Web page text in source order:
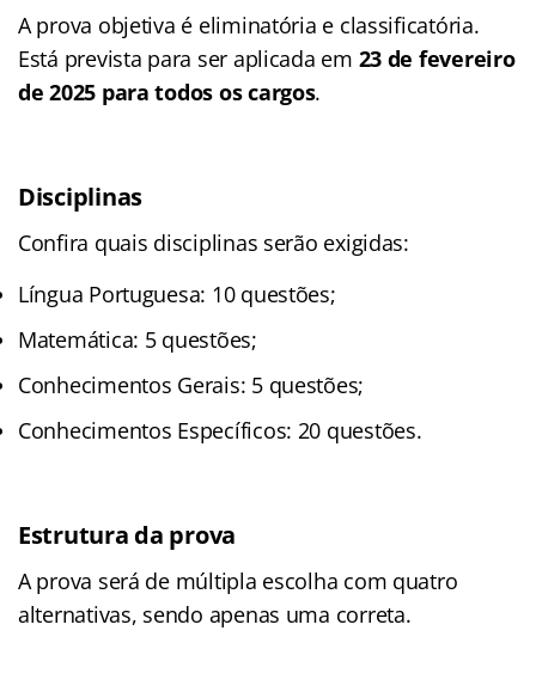
A prova objetiva é eliminatória e classificatória.
Está prevista para ser aplicada em 23 de fevereiro
de 2025 para todos os cargos.
Disciplinas
Confira quais disciplinas serão exigidas:
Língua Portuguesa: 10 questões;
Matemática: 5 questões;
Conhecimentos Gerais: 5 questões;
Conhecimentos Específicos: 20 questões.
Estrutura da prova
A prova será de múltipla escolha com quatro
alternativas, sendo apenas uma correta.